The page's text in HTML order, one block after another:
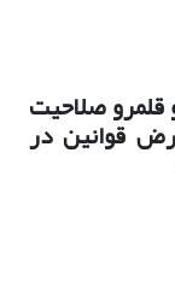
قلمرو صلاحیت
قوانین در